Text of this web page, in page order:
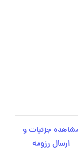
جزئیات و
ارسال رزومه